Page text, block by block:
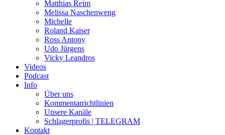
Matthias Reim
Melissa Naschenweng
Michelle
Roland Kaiser
Ross Antony
Udo Jürgens
Vicky Leandros
Videos
Podcast
Info
Über uns
Kommentarrichtlinien
Unsere Kanäle
Schlagerprofis | TELEGRAM
Kontakt